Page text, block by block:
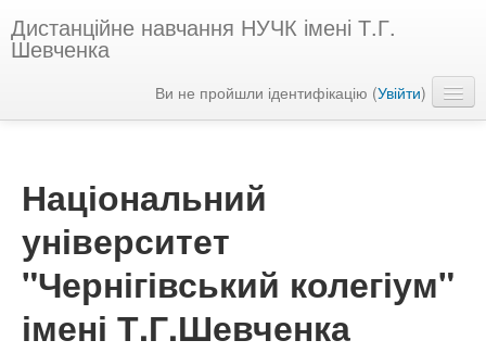
Дистанційне навчання НУЧК імені Т.Г.
Шевченка
Ви не пройшли ідентифікацію (Увійти)
Національний
університет
"Чернігівський колегіум"
імені Т.Г.Шевченка